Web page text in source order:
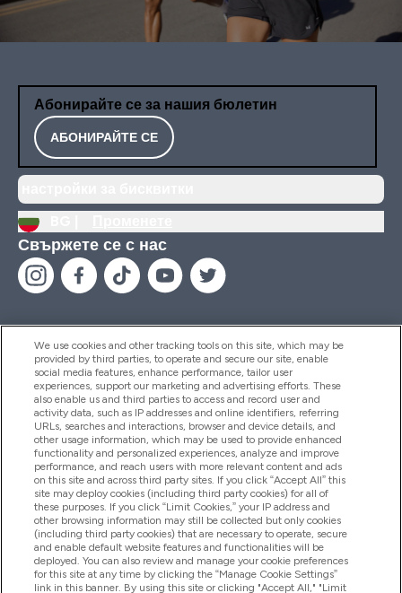
Абонирайте се за нашия бюлетин
АБОНИРАЙТЕ СЕ
Свържете се с нас
Помощ И Информация
Продукти
Информация За Компанията
Лоялност И Награди
We use cookies and other tracking tools on this site, which may be
provided by third parties, to operate and secure our site, enable
social media features, enhance performance, tailor user
experiences, support our marketing and advertising efforts. These
also enable us and third parties to access and record user and
activity data, such as IP addresses and online identifiers, referring
URLs, searches and interactions, browser and device details, and
other usage information, which may be used to provide enhanced
functionality and personalized experiences, analyze and improve
performance, and reach users with more relevant content and ads
on this site and across third party sites. If you click “Accept All” this
site may deploy cookies (including third party cookies) for all of
these purposes. If you click “Limit Cookies,” your IP address and
other browsing information may still be collected but only cookies
(including third party cookies) that are necessary to operate, secure
and enable default website features and functionalities will be
deployed. You can also review and manage your cookie preferences
for this site at any time by clicking the “Manage Cookie Settings”
link in this banner. By using this site or clicking "Accept All," "Limit